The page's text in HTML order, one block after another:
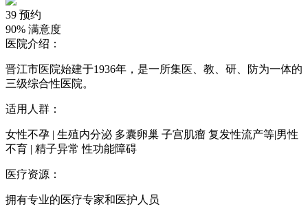
39 预约
90% 满意度
医院介绍：
晋江市医院始建于1936年，是一所集医、教、研、防为一体的
三级综合性医院。
适用人群：
女性不孕 | 生殖内分泌 多囊卵巢 子宫肌瘤 复发性流产等|男性
不育 | 精子异常 性功能障碍
医疗资源：
拥有专业的医疗专家和医护人员